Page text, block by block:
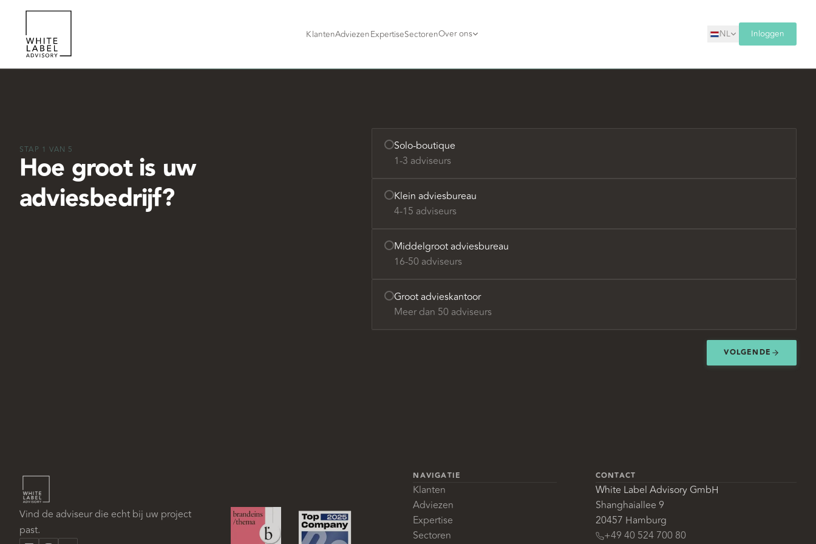
KlantenAdviezenExpertiseSectorenOver ons NL Inloggen
STAP 1 VAN 5
Hoe groot is uw
adviesbedrijf?
Solo-boutique
1-3 adviseurs
Klein adviesbureau
4-15 adviseurs
Middelgroot adviesbureau
16-50 adviseurs
Groot advieskantoor
Meer dan 50 adviseurs
VOLGENDE
Vind de adviseur die echt bij uw project
past.
NAVIGATIE
Klanten
Adviezen
Expertise
Sectoren
CONTACT
White Label Advisory GmbH
Shanghaiallee 9
20457 Hamburg
+49 40 524 700 80